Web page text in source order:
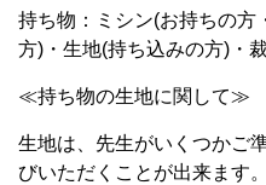
持ち物：ミシン(お持ちの方
方)・生地(持ち込みの方)・
≪持ち物の生地に関して≫
生地は、先生がいくつかご
びいただくことが出来ます